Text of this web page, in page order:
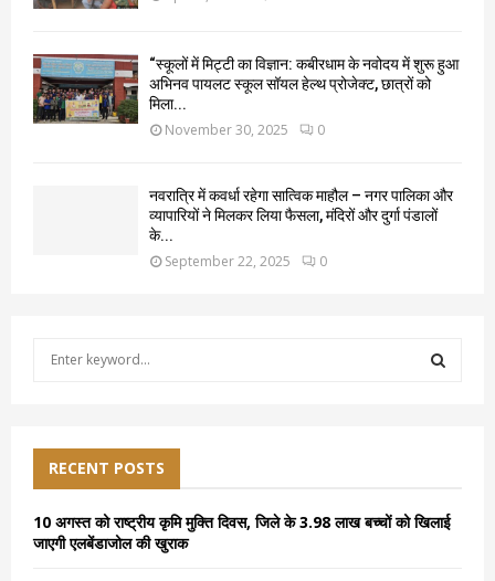
“स्कूलों में मिट्टी का विज्ञान: कबीरधाम के नवोदय में शुरू हुआ
अभिनव पायलट स्कूल सॉयल हेल्थ प्रोजेक्ट, छात्रों को
मिला...
November 30, 2025 0
नवरात्रि में कवर्धा रहेगा सात्विक माहौल – नगर पालिका और
व्यापारियों ने मिलकर लिया फैसला, मंदिरों और दुर्गा पंडालों
के...
September 22, 2025 0
f
o
r
RECENT POSTS
10 अगस्त को राष्ट्रीय कृमि मुक्ति दिवस, जिले के 3.98 लाख बच्चों को खिलाई
जाएगी एलबेंडाजोल की खुराक